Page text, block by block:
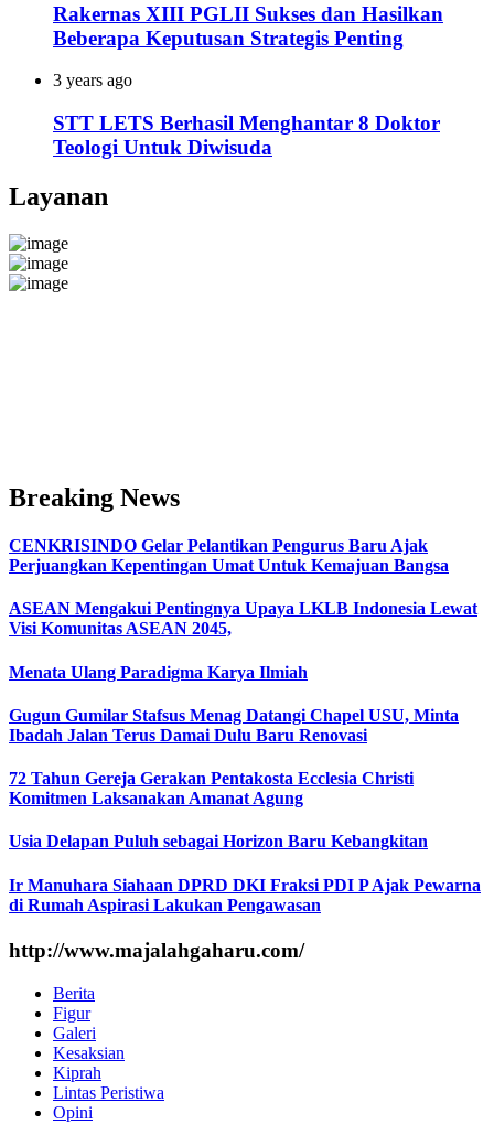
Rakernas XIII PGLII Sukses dan Hasilkan
Beberapa Keputusan Strategis Penting
3 years ago
STT LETS Berhasil Menghantar 8 Doktor
Teologi Untuk Diwisuda
Layanan
Breaking News
CENKRISINDO Gelar Pelantikan Pengurus Baru Ajak
Perjuangkan Kepentingan Umat Untuk Kemajuan Bangsa
ASEAN Mengakui Pentingnya Upaya LKLB Indonesia Lewat
Visi Komunitas ASEAN 2045,
Menata Ulang Paradigma Karya Ilmiah
Gugun Gumilar Stafsus Menag Datangi Chapel USU, Minta
Ibadah Jalan Terus Damai Dulu Baru Renovasi
72 Tahun Gereja Gerakan Pentakosta Ecclesia Christi
Komitmen Laksanakan Amanat Agung
Usia Delapan Puluh sebagai Horizon Baru Kebangkitan
Ir Manuhara Siahaan DPRD DKI Fraksi PDI P Ajak Pewarna
di Rumah Aspirasi Lakukan Pengawasan
http://www.majalahgaharu.com/
Berita
Figur
Galeri
Kesaksian
Kiprah
Lintas Peristiwa
Opini